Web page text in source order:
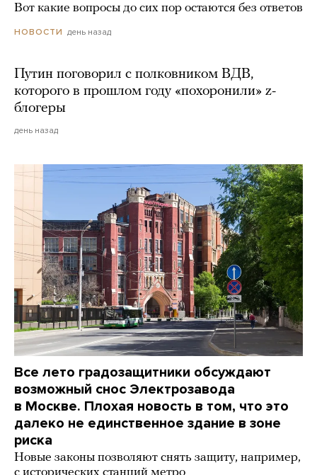
Вот какие вопросы до сих пор остаются без ответов
НОВОСТИ день назад
Путин поговорил с полковником ВДВ,
которого в прошлом году «похоронили» z-
блогеры
день назад
Все лето градозащитники обсуждают
возможный снос Электрозавода
в Москве. Плохая новость в том, что это
далеко не единственное здание в зоне
риска
Новые законы позволяют снять защиту, например,
с исторических станций метро